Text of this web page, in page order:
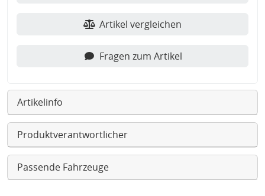
Artikel vergleichen
Fragen zum Artikel
Artikelinfo
Produktverantwortlicher
Passende Fahrzeuge